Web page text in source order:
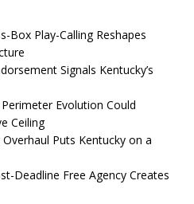
Box Play-Calling Reshapes
Signals Kentucky’s
Perimeter Evolution Could
Ceiling
Overhaul Puts Kentucky on a
Deadline Free Agency Creates